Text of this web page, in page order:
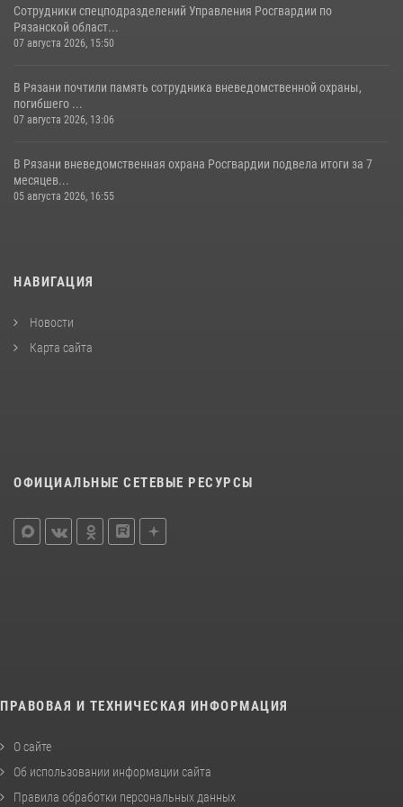
Сотрудники спецподразделений Управления Росгвардии по
Рязанской област...
07 августа 2026, 15:50
В Рязани почтили память сотрудника вневедомственной охраны,
погибшего ...
07 августа 2026, 13:06
В Рязани вневедомственная охрана Росгвардии подвела итоги за 7
месяцев...
05 августа 2026, 16:55
НАВИГАЦИЯ
Новости
Карта сайта
ОФИЦИАЛЬНЫЕ СЕТЕВЫЕ РЕСУРСЫ
ПРАВОВАЯ И ТЕХНИЧЕСКАЯ ИНФОРМАЦИЯ
О сайте
Об использовании информации сайта
Правила обработки персональных данных